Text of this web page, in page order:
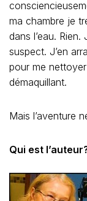
aussi voyager
partager ou pas.
instant. Mes
je réside « on